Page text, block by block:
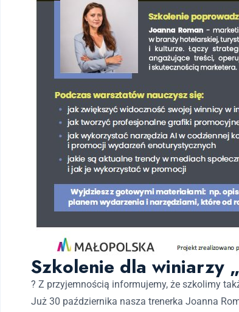
Szkolenie dla winiarzy
? Z przyjemnością informujemy, że szkolimy
Już 30 października nasza trenerka Joanna